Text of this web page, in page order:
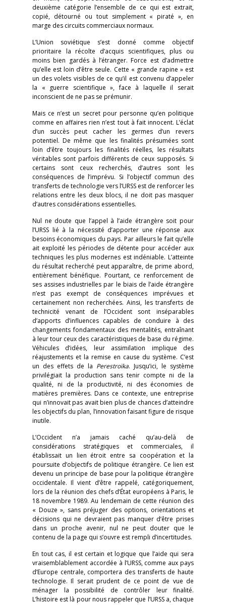
deuxième catégorie l’ensemble de ce qui est extrait,
copié, détourné ou tout simplement « piraté », en
marge des circuits commerciaux normaux.
L’Union soviétique s’est donné comme objectif
prioritaire la récolte d’acquis scientifiques, plus ou
moins bien gardés à l’étranger. Force est d’admettre
qu’elle est loin d’être seule. Cette « grande rapine » est
un des volets visibles de ce qu’il est convenu d’appeler
la « guerre scientifique », face à laquelle il serait
inconscient de ne pas se prémunir.
Mais ce n’est un secret pour personne qu’en politique
comme en affaires rien n’est tout à fait innocent. L’éclat
d’un succès peut cacher les germes d’un revers
potentiel. De même que les finalités présumées sont
loin d’être toujours les finalités réelles, les résultats
véritables sont parfois différents de ceux supposés. Si
certains sont ceux recherchés, d’autres sont les
conséquences de l’imprévu. Si l’objectif commun des
transferts de technologie vers l’URSS est de renforcer les
relations entre les deux blocs, il ne doit pas masquer
d’autres considérations essentielles.
Nul ne doute que l’appel à l’aide étrangère soit pour
l’URSS lié à la nécessité d’apporter une réponse aux
besoins économiques du pays. Par ailleurs le fait qu’elle
ait exploité les périodes de détente pour accéder aux
techniques les plus modernes est indéniable. L’atteinte
du résultat recherché peut apparaître, de prime abord,
entièrement bénéfique. Pourtant, ce renforcement de
ses assises industrielles par le biais de l’aide étrangère
n’est pas exempt de conséquences imprévues et
certainement non recherchées. Ainsi, les transferts de
technicité venant de l’Occident sont inséparables
d’apports d’influences capables de conduire à des
changements fondamentaux des mentalités, entraînant
à leur tour ceux des caractéristiques de base du régime.
Véhicules d’idées, leur assimilation implique des
réajustements et la remise en cause du système. C’est
un des effets de la Perestroïka. Jusqu’ici, le système
privilégiait la production sans tenir compte ni de la
qualité, ni de la productivité, ni des économies de
matières premières. Dans ce contexte, une entreprise
qui n’innovait pas avait bien plus de chances d’atteindre
les objectifs du plan, l’innovation faisant figure de risque
inutile.
L’Occident n’a jamais caché qu’au-delà de
considérations stratégiques et commerciales, il
établissait un lien étroit entre sa coopération et la
poursuite d’objectifs de politique étrangère. Ce lien est
devenu un principe de base pour la politique étrangère
occidentale. Il vient d’être rappelé, catégoriquement,
lors de la réunion des chefs d’État européens à Paris, le
18 novembre 1989. Au lendemain de cette réunion des
« Douze », sans préjuger des options, orientations et
décisions qui ne devraient pas manquer d’être prises
dans un proche avenir, nul ne peut douter que le
contenu de la page qui s’ouvre est rempli d’incertitudes.
En tout cas, il est certain et logique que l’aide qui sera
vraisemblablement accordée à l’URSS, comme aux pays
d’Europe centrale, comportera des transferts de haute
technologie. Il serait prudent de ce point de vue de
ménager la possibilité de contrôler leur finalité.
L’histoire est là pour nous rappeler que l’URSS a, chaque